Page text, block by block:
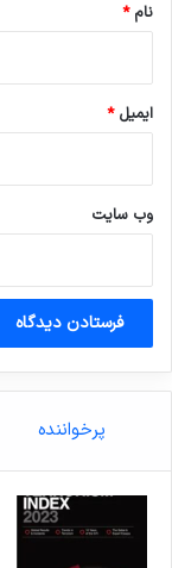
نام*
ایمیل*
وب‌ سایت
پرخواننده